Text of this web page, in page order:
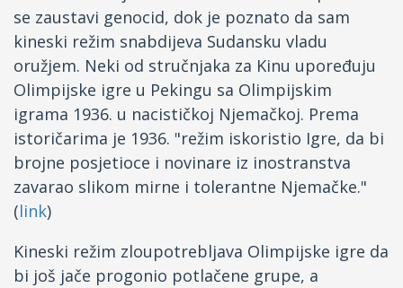
se zaustavi genocid, dok je poznato da sam
kineski režim snabdijeva Sudansku vladu
oružjem. Neki od stručnjaka za Kinu upoređuju
Olimpijske igre u Pekingu sa Olimpijskim
igrama 1936. u nacističkoj Njemačkoj. Prema
istoričarima je 1936. "režim iskoristio Igre, da bi
brojne posjetioce i novinare iz inostranstva
zavarao slikom mirne i tolerantne Njemačke."
(link)
Kineski režim zloupotrebljava Olimpijske igre da
bi još jače progonio potlačene grupe, a